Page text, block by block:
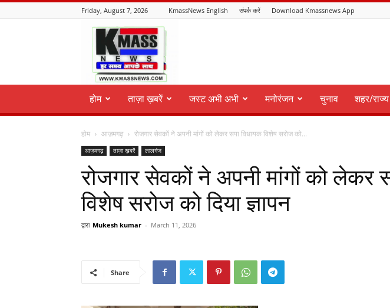
Friday, August 7, 2026 KmassNews English संपर्क करें Download Kmassnews App
KmassNews
होम ताज़ा ख़बरें जस्ट अभी अभी मनोरंजन चुनाव शहर/राज्य
होम आज़मगढ़ रोजगार सेवकों ने अपनी मांगों को लेकर सपा विधायक विशेष सरोज को...
आज़मगढ़ ताज़ा ख़बरें लालगंज
रोजगार सेवकों ने अपनी मांगों को लेकर
विशेष सरोज को दिया ज्ञापन
द्वारा Mukesh kumar - March 11, 2026
Share